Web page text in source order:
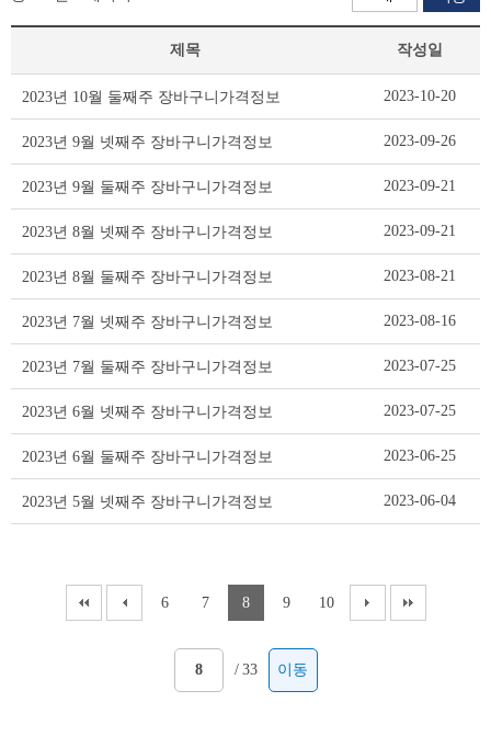
니
격
보
스
테
이
블
제목 작성일
2023년 10월 둘째주 장바구니가격정보 2023-10-20
2023년 9월 넷째주 장바구니가격정보 2023-09-26
2023년 9월 둘째주 장바구니가격정보 2023-09-21
2023년 8월 넷째주 장바구니가격정보 2023-09-21
2023년 8월 둘째주 장바구니가격정보 2023-08-21
2023년 7월 넷째주 장바구니가격정보 2023-08-16
2023년 7월 둘째주 장바구니가격정보 2023-07-25
2023년 6월 넷째주 장바구니가격정보 2023-07-25
2023년 6월 둘째주 장바구니가격정보 2023-06-25
2023년 5월 넷째주 장바구니가격정보 2023-06-04
6 7 8 9 10
/ 33 이동